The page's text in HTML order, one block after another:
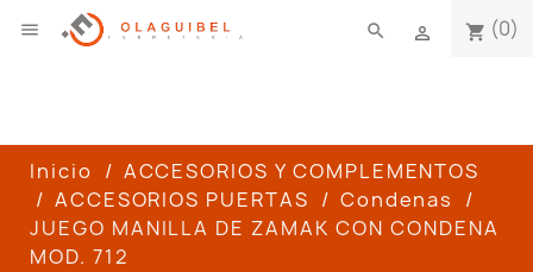
 shopping_cart (0)

search
Inicio
ACCESORIOS Y COMPLEMENTOS
ACCESORIOS PUERTAS
Condenas
JUEGO MANILLA DE ZAMAK CON CONDENA
MOD. 712